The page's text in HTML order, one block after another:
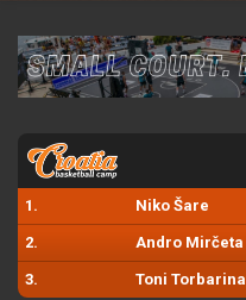
1. Niko Šare
2. Andro Mirčeta
3. Toni Torbarina